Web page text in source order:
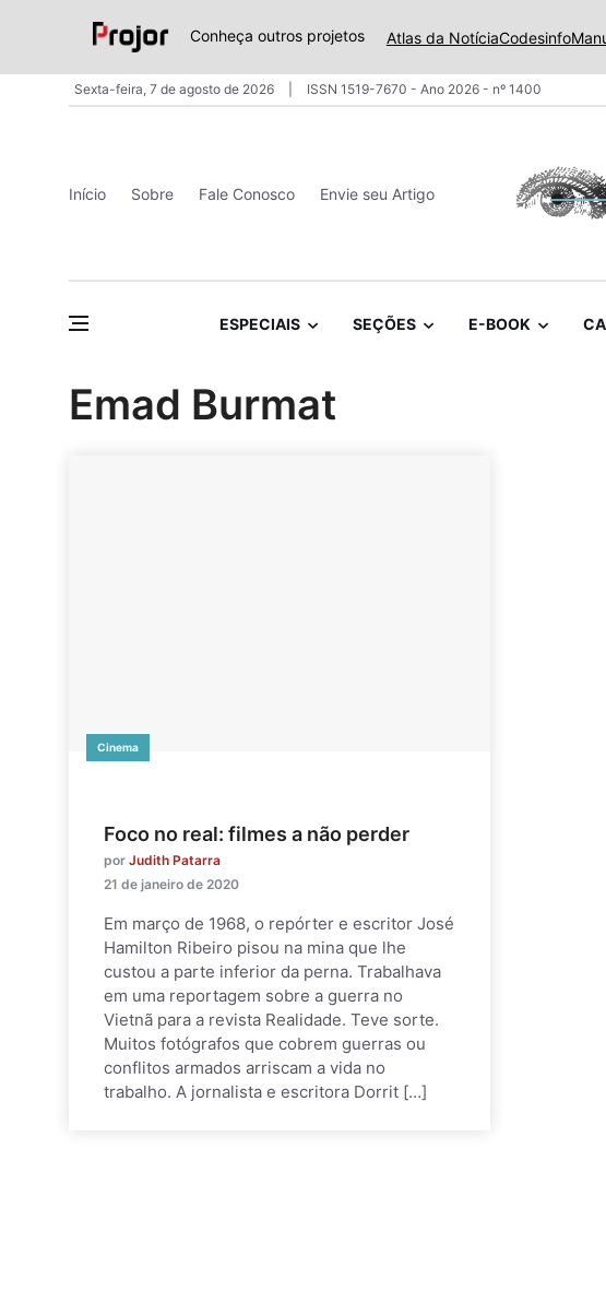
Conheça outros projetos Atlas da NotíciaCodesinfo
Sexta-feira, 7 de agosto de 2026 ISSN 1519-7670 - Ano 2026 - nº 1400
Início Sobre Fale Conosco Envie seu Artigo
ESPECIAIS SEÇÕES E-BOOK
Emad Burmat
Cinema
Foco no real: filmes a não perder
por Judith Patarra
21 de janeiro de 2020
Em março de 1968, o repórter e escritor José
Hamilton Ribeiro pisou na mina que lhe
custou a parte inferior da perna. Trabalhava
em uma reportagem sobre a guerra no
Vietnã para a revista Realidade. Teve sorte.
Muitos fotógrafos que cobrem guerras ou
conflitos armados arriscam a vida no
trabalho. A jornalista e escritora Dorrit […]